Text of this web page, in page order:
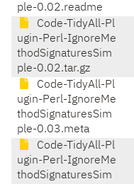
ple-0.02.readme
Code-TidyAll-Pl
ugin-Perl-IgnoreMe
thodSignaturesSim
ple-0.02.tar.gz
Code-TidyAll-Pl
ugin-Perl-IgnoreMe
thodSignaturesSim
ple-0.03.meta
Code-TidyAll-Pl
ugin-Perl-IgnoreMe
thodSignaturesSim